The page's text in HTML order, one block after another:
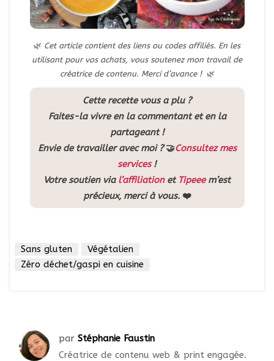
🌿 Cet article contient des liens ou codes affiliés. En les
utilisant pour vos achats, vous soutenez mon travail de
créatrice de contenu. Merci d’avance !🌿
Cette recette vous a plu ?
Faites-la vivre en la commentant et en la
partageant !
Envie de travailler avec moi ?🤝Consultez mes
services!
Votre soutien via l’affiliationet Tipeeem’est
précieux, merci à vous. ❤️
Sans gluten
Végétalien
Zéro déchet/gaspi en cuisine
par Stéphanie Faustin
Créatrice de contenu web & print engagée.